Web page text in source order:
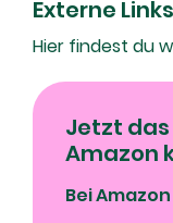
Externe Links
Hier findest du
Jetzt das
Amazon
Bei